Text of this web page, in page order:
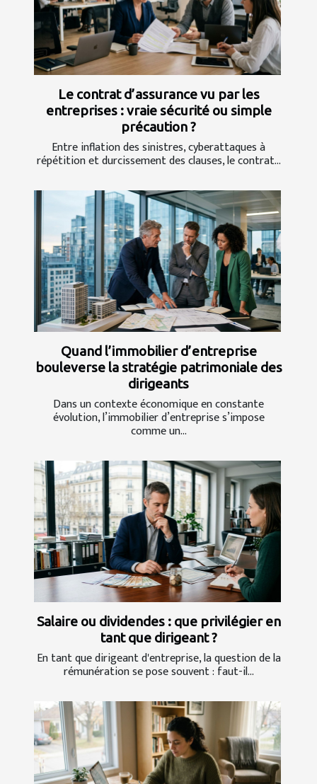
Le contrat d’assurance vu par les
entreprises : vraie sécurité ou simple
précaution ?
Entre inflation des sinistres, cyberattaques à
répétition et durcissement des clauses, le contrat...
Quand l’immobilier d’entreprise
bouleverse la stratégie patrimoniale des
dirigeants
Dans un contexte économique en constante
évolution, l’immobilier d’entreprise s’impose
comme un...
Salaire ou dividendes : que privilégier en
tant que dirigeant ?
En tant que dirigeant d'entreprise, la question de la
rémunération se pose souvent : faut-il...